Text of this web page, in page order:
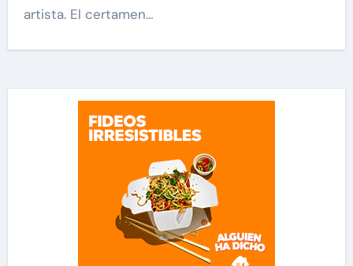
artista. El certamen…